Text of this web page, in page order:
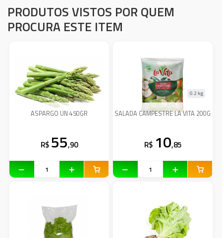
PRODUTOS VISTOS POR QUEM
PROCURA ESTE ITEM
ASPARGO UN 450GR
R$ 55,90
SALADA CAMPESTRE LA VITA 200G
0.2 kg
R$ 10,85